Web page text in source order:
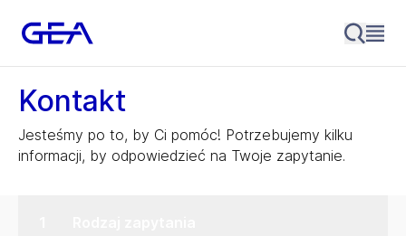
Kontakt
Jesteśmy po to, by Ci pomóc! Potrzebujemy kilku
informacji, by odpowiedzieć na Twoje zapytanie.